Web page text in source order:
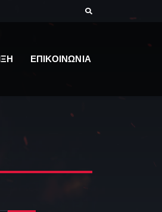
ΕΠΙΚΟΙΝΩΝΙΑ